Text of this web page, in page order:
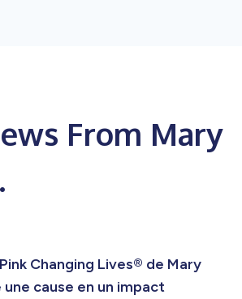
From Mary
Changing Lives® de Mary
cause en un impact